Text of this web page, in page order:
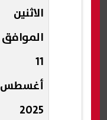
الاثنين
الموافق
11
أغسطس
2025